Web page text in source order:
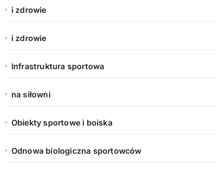
i zdrowie
i zdrowie
Infrastruktura sportowa
na siłowni
Obiekty sportowe i boiska
Odnowa biologiczna sportowców